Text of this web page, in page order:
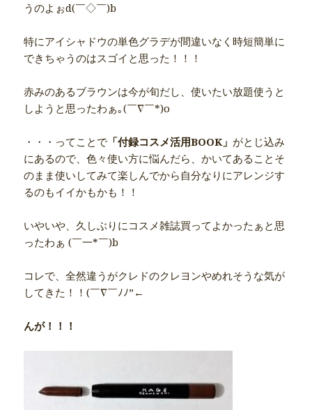
うのよぉd(￣◇￣)b
特にアイシャドウの単色グラデが間違いなく時短簡単に
できちゃうのはスゴイと思った！！！
赤みのあるブラウンは今が旬だし、使いたい放題使うと
しようと思ったわぁ｡(￣∇￣*)o
・・・ってことで 「付録コスメ活用BOOK」 がとじ込み
にあるので、色々使い方に悩んだら、かいてあることそ
のまま使いしてみて楽しんでから自分なりにアレンジす
るのもイイかもかも！！
いやいや、久しぶりにコスメ雑誌買ってよかったぁと思
ったわぁ (￣一*￣)b
コレで、全然違うがクレドのクレヨンやめれそうな気が
してきた！！(￣∇￣ﾉﾉ”←
んが！！！